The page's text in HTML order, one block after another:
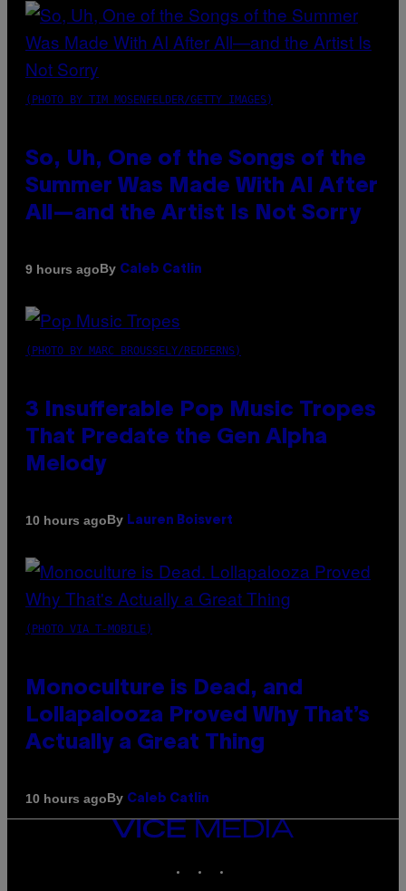
(PHOTO BY TIM MOSENFELDER/GETTY IMAGES)
So, Uh, One of the Songs of the
Summer Was Made With AI After
All—and the Artist Is Not Sorry
9 hours agoBy Caleb Catlin
(PHOTO BY MARC BROUSSELY/REDFERNS)
3 Insufferable Pop Music Tropes
That Predate the Gen Alpha
Melody
10 hours agoBy Lauren Boisvert
(PHOTO VIA T-MOBILE)
Monoculture is Dead, and
Lollapalooza Proved Why That’s
Actually a Great Thing
10 hours agoBy Caleb Catlin
VICE